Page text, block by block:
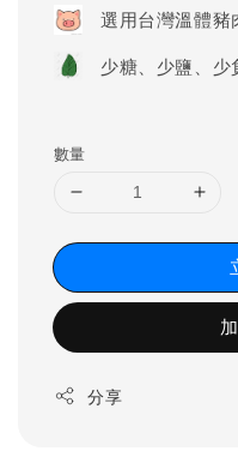
選用台灣溫體豬
少糖、少鹽、少
數量
分享